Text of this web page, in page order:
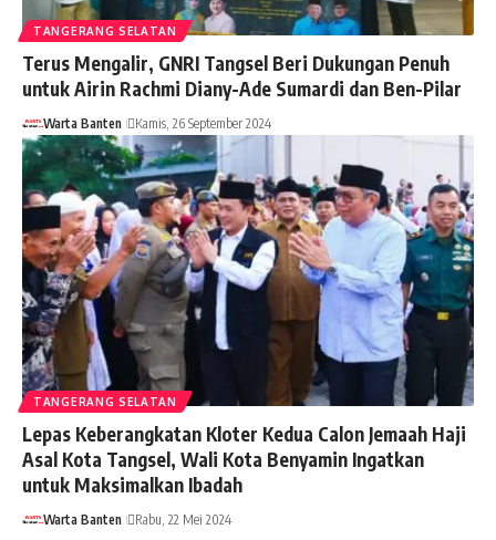
TANGERANG SELATAN
Terus Mengalir, GNRI Tangsel Beri Dukungan Penuh
untuk Airin Rachmi Diany-Ade Sumardi dan Ben-Pilar
Warta Banten Kamis, 26 September 2024
TANGERANG SELATAN
Lepas Keberangkatan Kloter Kedua Calon Jemaah Haji
Asal Kota Tangsel, Wali Kota Benyamin Ingatkan
untuk Maksimalkan Ibadah
Warta Banten Rabu, 22 Mei 2024